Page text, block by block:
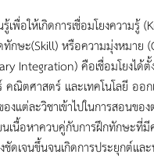
รู้เพื่อให้เกิดการเชื่อมโยงความรู้
กษะ(Skill) หรือความมุ่งหมาย
Integration) คือเชื่อมโยงได้
คณิตศาสตร์ และเทคโนโลยี ออ
งแต่ละวิชาเข้าไปในการสอนข
นเนื้อหาควบคู่กับการฝึกทักษะ
ดเจนขึ้นจนเกิดการประยุกต์แล